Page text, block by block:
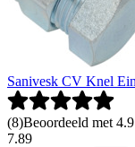
Sanivesk CV Knel
(8)Beoordeeld met
7.89